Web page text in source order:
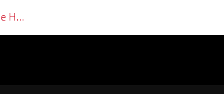
El Club Hielo Jaca se proclama campeón de Liga Nacional de Hockey Hielo